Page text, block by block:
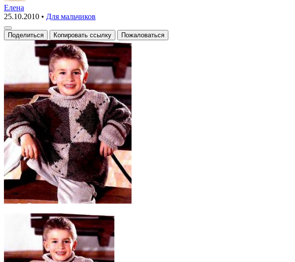
пуловер
с
ромбами
Елена
25.10.2010 • Для мальчиков
Поделиться Копировать ссылку Пожаловаться